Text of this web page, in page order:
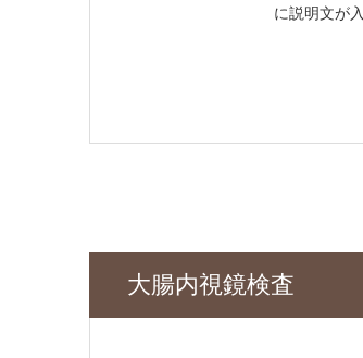
に説明文が
大腸内視鏡検査